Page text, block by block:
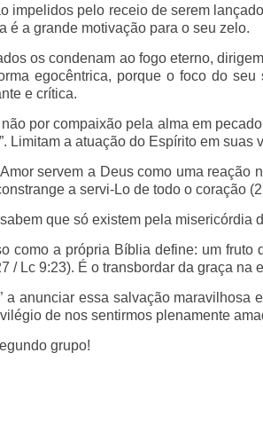
impelidos pelo receio de serem
é a grande motivação para o seu zelo.
os condenam ao fogo eterno,
egocêntrica, porque o foco do
e crítica.
por compaixão pela alma em
Limitam a atuação do Espírito em
servem a Deus como uma
a servi-Lo de todo o coração
que só existem pela
como a própria Bíblia define: um
/ Lc 9:23). É o transbordar da graça
a anunciar essa salvação
de nos sentirmos plenamente
grupo!